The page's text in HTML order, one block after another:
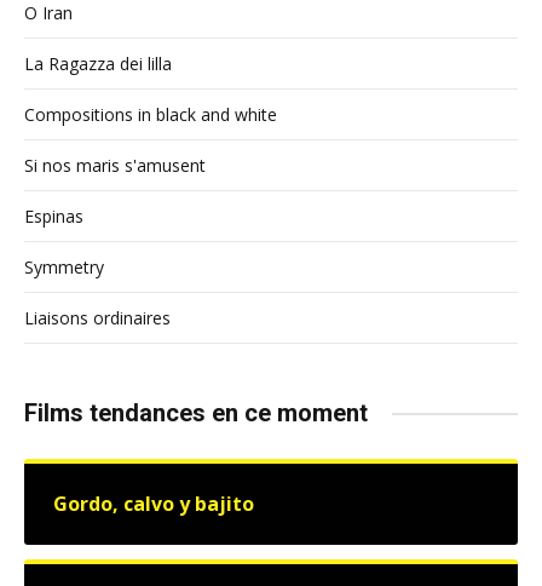
O Iran
La Ragazza dei lilla
Compositions in black and white
Si nos maris s'amusent
Espinas
Symmetry
Liaisons ordinaires
Films tendances en ce moment
Gordo, calvo y bajito